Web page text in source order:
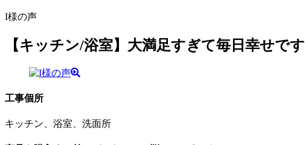
I様の声
【キッチン/浴室】大満足すぎて毎日幸せです
工事個所
キッチン、浴室、洗面所